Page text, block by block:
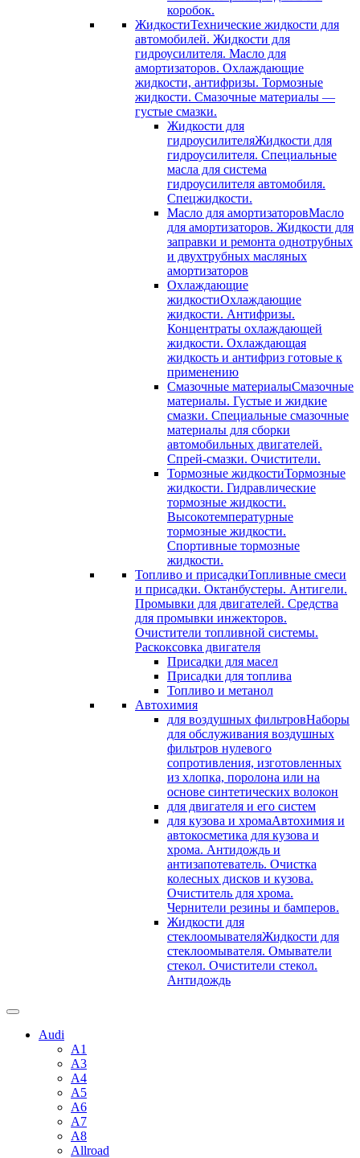
коробок.
ЖидкостиТехнические жидкости для
автомобилей. Жидкости для
гидроусилителя. Масло для
амортизаторов. Охлаждающие
жидкости, антифризы. Тормозные
жидкости. Смазочные материалы —
густые смазки.
Жидкости для
гидроусилителяЖидкости для
гидроусилителя. Специальные
масла для система
гидроусилителя автомобиля.
Спецжидкости.
Масло для амортизаторовМасло
для амортизаторов. Жидкости для
заправки и ремонта однотрубных
и двухтрубных масляных
амортизаторов
Охлаждающие
жидкостиОхлаждающие
жидкости. Антифризы.
Концентраты охлаждающей
жидкости. Охлаждающая
жидкость и антифриз готовые к
применению
Смазочные материалыСмазочные
материалы. Густые и жидкие
смазки. Специальные смазочные
материалы для сборки
автомобильных двигателей.
Спрей-смазки. Очистители.
Тормозные жидкостиТормозные
жидкости. Гидравлические
тормозные жидкости.
Высокотемпературные
тормозные жидкости.
Спортивные тормозные
жидкости.
Топливо и присадкиТопливные смеси
и присадки. Октанбустеры. Антигели.
Промывки для двигателей. Средства
для промывки инжекторов.
Очистители топливной системы.
Раскоксовка двигателя
Присадки для масел
Присадки для топлива
Топливо и метанол
Автохимия
для воздушных фильтровНаборы
для обслуживания воздушных
фильтров нулевого
сопротивления, изготовленных
из хлопка, поролона или на
основе синтетических волокон
для двигателя и его систем
для кузова и хромаАвтохимия и
автокосметика для кузова и
хрома. Антидождь и
антизапотеватель. Очистка
колесных дисков и кузова.
Очиститель для хрома.
Чернители резины и бамперов.
Жидкости для
стеклоомывателяЖидкости для
стеклоомывателя. Омыватели
стекол. Очистители стекол.
Антидождь
Audi
A1
A3
A4
A5
A6
A7
A8
Allroad